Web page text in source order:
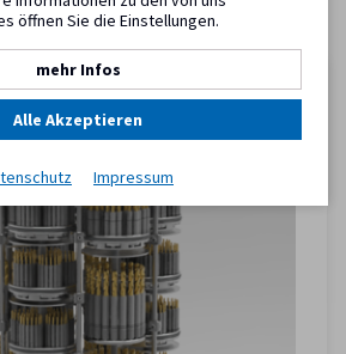
öffnen Sie die Einstellungen.
mehr Infos
Alle Akzeptieren
Impressum